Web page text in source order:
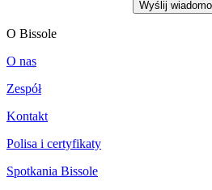
O Bissole
O nas
Zespół
Kontakt
Polisa i certyfikaty
Spotkania Bissole